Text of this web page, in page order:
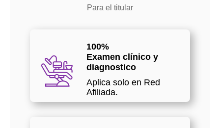
Para el titular
100%
Examen clínico y
diagnostico
Aplica solo en Red
Afiliada.